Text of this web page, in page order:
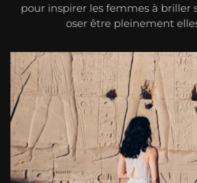
pour inspirer les femmes à briller
oser être pleinement